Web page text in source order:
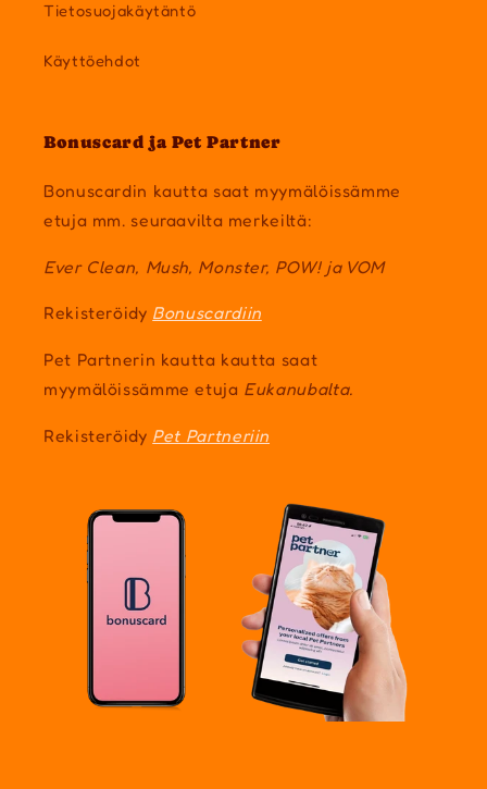
Tietosuojakäytäntö
Käyttöehdot
Bonuscard ja Pet Partner
Bonuscardin kautta saat myymälöissämme
etuja mm. seuraavilta merkeiltä:
Ever Clean, Mush, Monster, POW! ja VOM
Rekisteröidy Bonuscardiin
Pet Partnerin kautta kautta saat
myymälöissämme etuja Eukanubalta.
Rekisteröidy Pet Partneriin